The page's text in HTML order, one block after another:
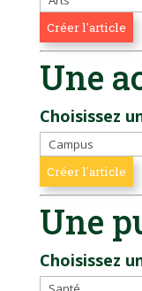
Une
Choisissez
Une
Choisissez